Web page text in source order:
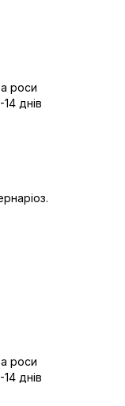
роси
днів
роси
днів